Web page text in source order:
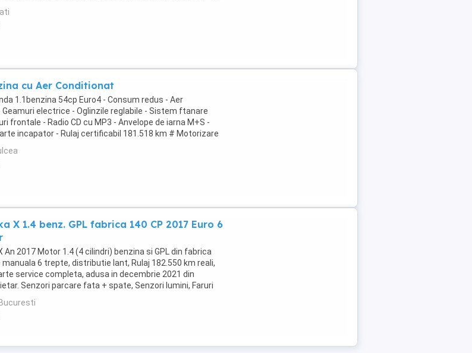
cu Aer Conditionat
1.1benzina 54cp Euro4 - Consum redus - Aer
electrice - Oglinzile reglabile - Sistem ftanare
frontale - Radio CD cu MP3 - Anvelope de iarna M+S -
incapator - Rulaj certificabil 181.518 km # Motorizare
Autoturism ...
X 1.4 benz. GPL fabrica 140 CP 2017 Euro 6
An 2017 Motor 1.4 (4 cilindri) benzina si GPL din fabrica
manuala 6 trepte, distributie lant, Rulaj 182.550 km reali,
service completa, adusa in decembrie 2021 din
Senzori parcare fata + spate, Senzori lumini, Faruri
Lumini ...